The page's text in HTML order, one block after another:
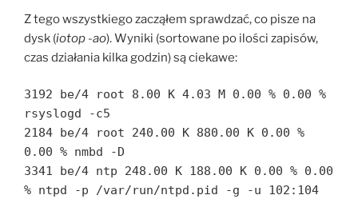
Z tego wszystkiego zacząłem sprawdzać, co pisze na
dysk (iotop -ao). Wyniki (sortowane po ilości zapisów,
czas działania kilka godzin) są ciekawe:
3192 be/4 root 8.00 K 4.03 M 0.00 % 0.00 %
rsyslogd -c5
2184 be/4 root 240.00 K 880.00 K 0.00 %
0.00 % nmbd -D
3341 be/4 ntp 248.00 K 188.00 K 0.00 % 0.00
% ntpd -p /var/run/ntpd.pid -g -u 102:104